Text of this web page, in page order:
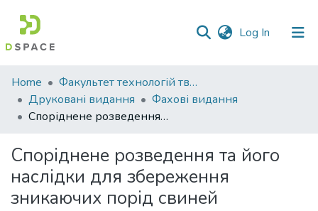
Log In (current)
Communities
&
Collections
Statistics
Home
Факультет технологій тваринництва та продовольства
Друковані видання
Фахові видання
Споріднене розведення та його наслідки для збереження зникаючих порід свиней
Споріднене розведення та його
наслідки для збереження
зникаючих порід свиней